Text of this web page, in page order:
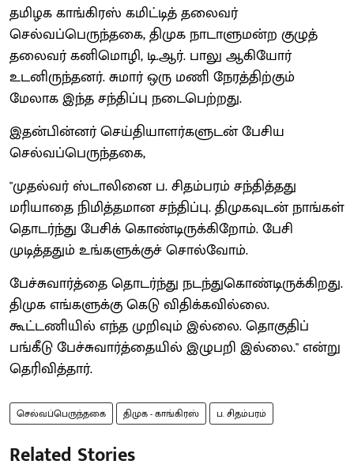
தமிழக காங்கிரஸ் கமிட்டித் தலைவர்
செல்வப்பெருந்தகை, திமுக நாடாளுமன்ற குழுத்
தலைவர் கனிமொழி, டி.ஆர். பாலு ஆகியோர்
உடனிருந்தனர். சுமார் ஒரு மணி நேரத்திற்கும்
மேலாக இந்த சந்திப்பு நடைபெற்றது.
இதன்பின்னர் செய்தியாளர்களுடன் பேசிய
செல்வப்பெருந்தகை,
"முதல்வர் ஸ்டாலினை ப. சிதம்பரம் சந்தித்தது
மரியாதை நிமித்தமான சந்திப்பு. திமுகவுடன் நாங்கள்
தொடர்ந்து பேசிக் கொண்டிருக்கிறோம். பேசி
முடித்ததும் உங்களுக்குச் சொல்வோம்.
பேச்சுவார்த்தை தொடர்ந்து நடந்துகொண்டிருக்கிறது.
திமுக எங்களுக்கு கெடு விதிக்கவில்லை.
கூட்டணியில் எந்த முறிவும் இல்லை. தொகுதிப்
பங்கீடு பேச்சுவார்த்தையில் இழுபறி இல்லை." என்று
தெரிவித்தார்.
செல்வப்பெருந்தகை திமுக - காங்கிரஸ் ப. சிதம்பரம்
Related Stories